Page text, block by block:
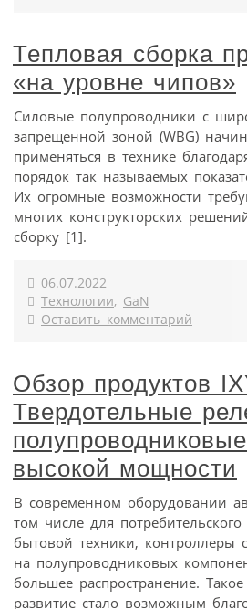
Тепловая сборка
«на уровне чипов»
Силовые полупроводники с
запрещенной зоной (WBG)
применяться в технике
порядок так называемых
Их огромные возможности
многих конструкторских
сборку [1].
06.07.2022
Технологии, GaN
Оставить комментарий
Обзор продуктов
Твердотельные
высокой мощности
В современном оборудовании
том числе для потребительского
бытовой техники, контроллеры
на полупроводниковых
большее распространение. Такое
развитие стало возможным